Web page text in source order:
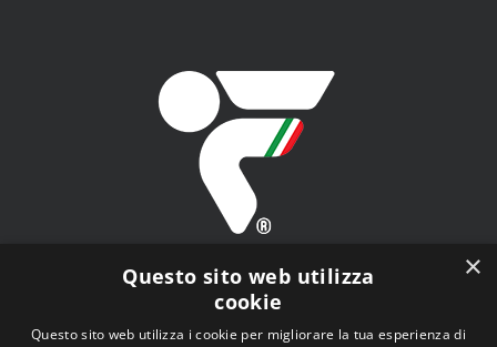
×
Questo sito web utilizza
cookie
Questo sito web utilizza i cookie per migliorare la tua esperienza di